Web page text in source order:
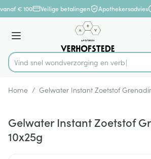
Ga naar de inhoud
1 van 1
€ 100 Veilige betalingen Apothekersadvies
Menu
Product, merk, categorie...
Vind snel wondverzorging
Home / Gelwater Instant Zoetstof
Gelwater Instant Zoetstof
10x25g